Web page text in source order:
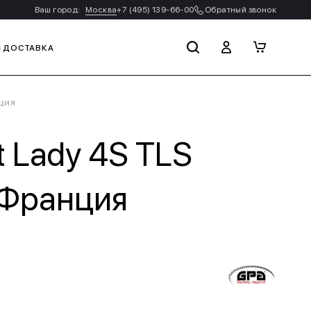
Ваш город: Москва+7 (495) 139-66-00 Обратный звонок
ДОСТАВКА
4S TLS